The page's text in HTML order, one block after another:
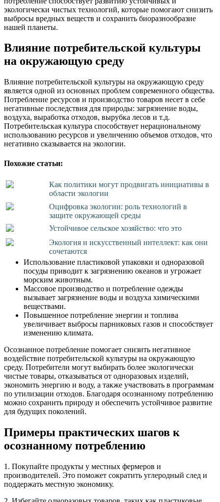
экологически чистых технологий, которые помогают снизить
выбросы вредных веществ и сохранить биоразнообразие
нашей планеты.
Влияние потребительской культуры
на окружающую среду
Влияние потребительской культуры на окружающую среду
является одной из основных проблем современного общества.
Потребление ресурсов и производство товаров несет в себе
негативные последствия для природы: загрязнение воды,
воздуха, выработка отходов, вырубка лесов и т.д.
Потребительская культура способствует нерациональному
использованию ресурсов и увеличению объемов отходов, что
негативно сказывается на экологии.
Похожие статьи:
Как политики могут продвигать инициативы в
области экологии
Оцифровка экологии: роль технологий в
защите окружающей среды
Устойчивое сельское хозяйство: что это
Экология и искусственный интеллект: как они
сочетаются
Использование пластиковой упаковки и одноразовой
посуды приводит к загрязнению океанов и угрожает
морским животным.
Массовое производство и потребление одежды
вызывает загрязнение воды и воздуха химическими
веществами.
Повышенное потребление энергии и топлива
увеличивает выбросы парниковых газов и способствует
изменению климата.
Осознанное потребление помогает снизить негативное
воздействие потребительской культуры на окружающую
среду. Потребители могут выбирать более экологически
чистые товары, отказываться от одноразовых изделий,
экономить энергию и воду, а также участвовать в программам
по утилизации отходов. Благодаря осознанному потреблению
можно сохранить природу и обеспечить устойчивое развитие
для будущих поколений.
Примеры практических шагов к
осознанному потреблению
1. Покупайте продукты у местных фермеров и
производителей. Это поможет сократить углеродный след и
поддержать местную экономику.